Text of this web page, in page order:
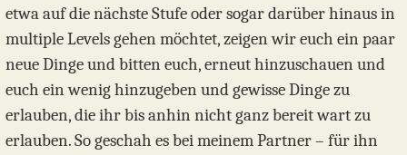
etwa auf die nächste Stufe oder sogar darüber hinaus in
multiple Levels gehen möchtet, zeigen wir euch ein paar
neue Dinge und bitten euch, erneut hinzuschauen und
euch ein wenig hinzugeben und gewisse Dinge zu
erlauben, die ihr bis anhin nicht ganz bereit wart zu
erlauben. So geschah es bei meinem Partner – für ihn